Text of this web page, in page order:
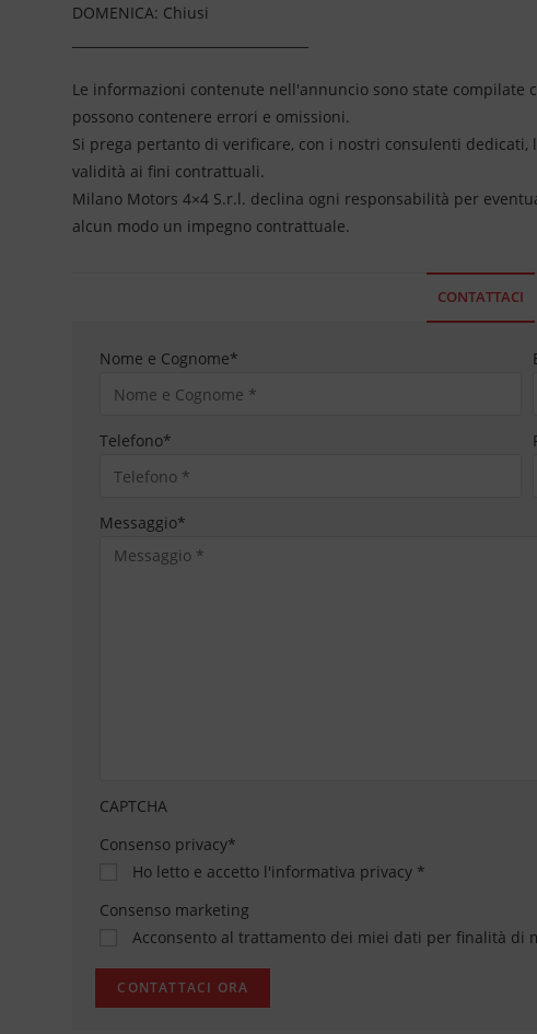
DOMENICA: Chiusi
Le informazioni contenute nell'annuncio sono state compilate
possono contenere errori e omissioni.
Si prega pertanto di verificare, con i nostri consulenti
validità ai fini contrattuali.
Milano Motors 4×4 S.r.l. declina ogni responsabilità per
alcun modo un impegno contrattuale.
CONTATTACI
Nome e Cognome*
Telefono*
Messaggio*
CAPTCHA
Consenso privacy*
Ho letto e accetto l'informativa privacy *
Consenso marketing
Acconsento al trattamento dei miei dati per finalità di